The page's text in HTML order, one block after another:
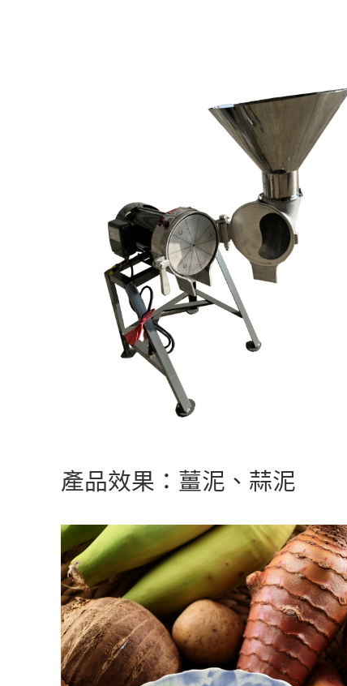
產品效果：薑泥、蒜泥